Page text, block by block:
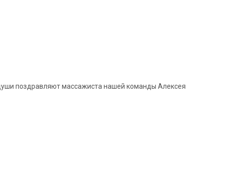
поздравляют массажиста нашей команды Алексея